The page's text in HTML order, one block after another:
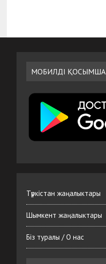
МОБИЛДІ ҚОСЫМША
Түркістан жаңалыктары
Шымкент жаңалыктары
Біз туралы / О нас